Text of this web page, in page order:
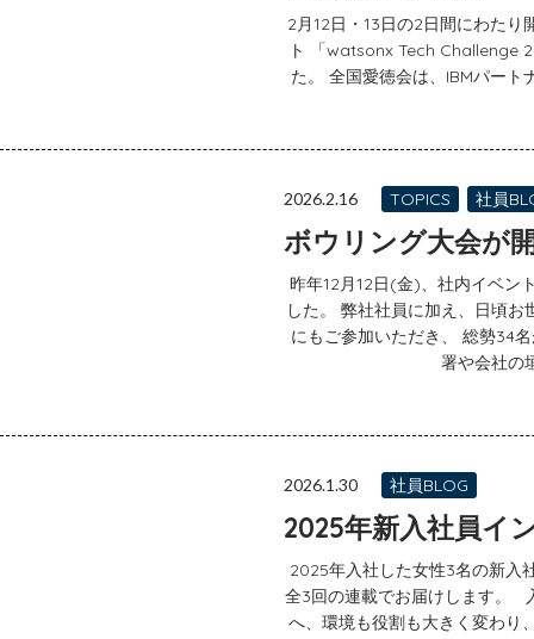
2月12日・13日の2日間にわた
ト 「watsonx Tech Challenge
た。 全国愛徳会は、IBMパー
2026.2.16 TOPICS 社員
ボウリング大会が
昨年12月12日(金)、社内イベン
した。 弊社社員に加え、日頃
にもご参加いただき、 総勢34
署や会社の
2026.1.30 社員BLOG
2025年新入社員イ
2025年入社した女性3名の新入
全3回の連載でお届けします。
へ、環境も役割も大きく変わり